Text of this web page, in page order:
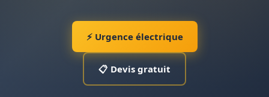
⚡ Urgence électrique
📋 Devis gratuit